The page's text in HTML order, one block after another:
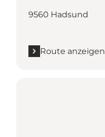
9560 Hadsund
Route anzeigen